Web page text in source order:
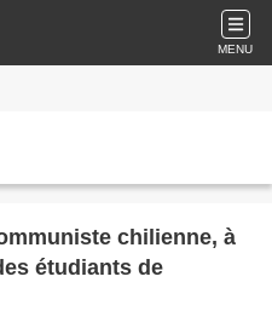
MENU
chilienne, à
étudiants de